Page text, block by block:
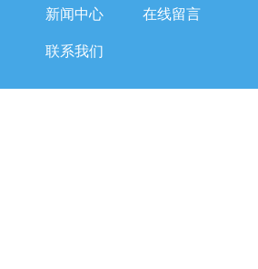
新闻中心 在线留言
联系我们